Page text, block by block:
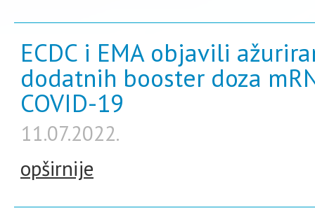
ECDC i EMA objavili
dodatnih booster doza
COVID-19
11.07.2022.
opširnije